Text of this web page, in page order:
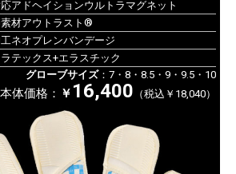
アドヘイションウルトラマグネット
材アウトラスト®
ネオプレンバンデージ
テックス+エラスチック
グローブサイズ：7・8・8.5・9・9.5・10
本体価格： ￥ 16,400 （税込￥18,040）